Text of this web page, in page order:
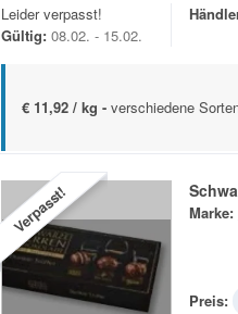
Leider verpasst!
Gültig: 08.02. - 15.02.
€ 11,92 / kg - verschiedene
Verpasst! Marke:
Preis: